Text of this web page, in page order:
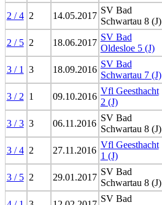
2 / 4 2 14.05.2017
SV Bad
Schwartau 8 (J)
2 / 5 2 18.06.2017
SV Bad
Oldesloe 5 (J)
3 / 1 3 18.09.2016
SV Bad
Schwartau 7 (J)
3 / 2 1 09.10.2016
Vfl Geesthacht
2 (J)
3 / 3 3 06.11.2016
SV Bad
Schwartau 8 (J)
3 / 4 2 27.11.2016
Vfl Geesthacht
1 (J)
3 / 5 2 29.01.2017
SV Bad
Schwartau 8 (J)
SV Bad